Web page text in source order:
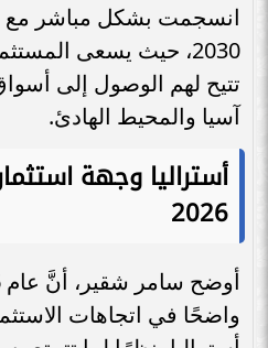
انسجمت بشكل مباشر مع
2030، حيث يسعى
تتيح لهم الوصول إلى
آسيا والمحيط الهادئ.
أستراليا وجهة
2026
واضحًا في اتجاهات